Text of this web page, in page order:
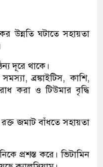
উন্নতি ঘটাতে সহায়তা
দূরে থাকে।
ব্রঙ্কাইটিস, কাশি,
করা ও টিউমার বৃদ্ধি
জমাট বাঁধতে সহায়তা
প্রশস্ত করে। ভিটামিন